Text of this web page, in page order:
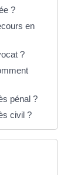
?
en
?
pénal ?
civil ?